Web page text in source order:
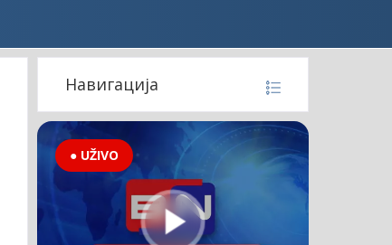
Навигација
● UŽIVO